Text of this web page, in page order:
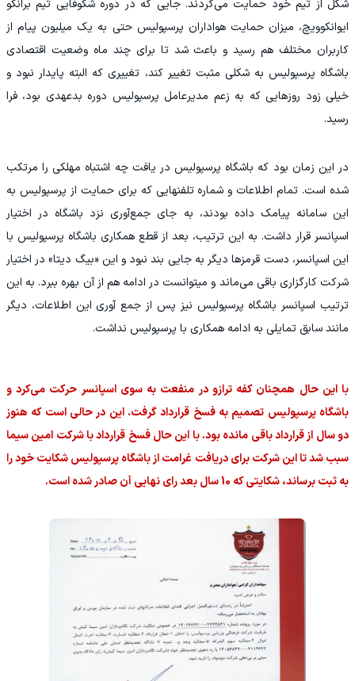
شکل از تیم خود حمایت می‌کردند. جایی که در دوره شکوفایی تیم برانکو
ایوانکوویچ، میزان حمایت هواداران پرسپولیس حتی به یک میلیون پیام از
کاربران مختلف هم رسید و باعث شد تا برای چند ماه وضعیت اقتصادی
باشگاه پرسپولیس به شکلی مثبت تغییر کند، تغییری که البته پایدار نبود و
خیلی زود روزهایی که به زعم مدیرعامل پرسپولیس دوره بدعهدی بود، فرا
رسید.
در این زمان بود که باشگاه پرسپولیس در یافت چه اشتباه مهلکی را مرتکب
شده است. تمام اطلاعات و شماره تلفنهایی که برای حمایت از پرسپولیس به
این سامانه پیامک داده بودند، به جای جمع‌آوری نزد باشگاه در اختیار
اسپانسر قرار داشت. به این ترتیب، بعد از قطع همکاری باشگاه پرسپولیس با
این اسپانسر، دست قرمزها دیگر به جایی بند نبود و این «بیگ دیتا» در اختیار
شرکت کارگزاری باقی می‌ماند و میتوانست در ادامه هم از آن بهره ببرد. به این
ترتیب اسپانسر باشگاه پرسپولیس نیز پس از جمع آوری این اطلاعات، دیگر
مانند سابق تمایلی به ادامه همکاری با پرسپولیس نداشت.
با این حال همچنان کفه ترازو در منفعت به سوی اسپانسر حرکت می‌کرد و
باشگاه پرسپولیس تصمیم به فسخ قرارداد گرفت. این در حالی است که هنوز
دو سال از قرارداد باقی مانده بود. با این حال فسخ قرارداد با شرکت امین سیما
سبب شد تا این شرکت برای دریافت غرامت از باشگاه پرسپولیس شکایت خود را
به ثبت برساند، شکایتی که 10 سال بعد رای نهایی آن صادر شده است.